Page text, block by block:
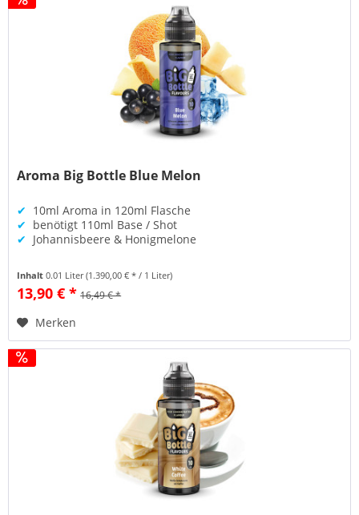
Aroma Big Bottle Blue Melon
✔ 10ml Aroma in 120ml Flasche
✔ benötigt 110ml Base / Shot
✔ Johannisbeere & Honigmelone
Inhalt0.01 Liter(1.390,00 € * / 1 Liter)
13,90 € * 16,49 € *
Merken